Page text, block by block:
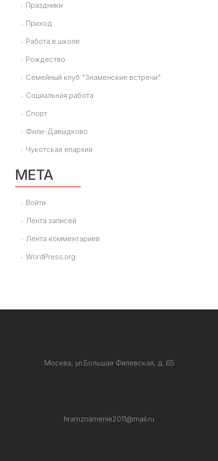
Праздники
Приход
Работа в школе
Рождество
Семейный клуб "Знаменские встречи"
Социальная работа
Спорт
Фили-Давыдково
Чукотская епархия
МЕТА
Войти
Лента записей
Лента комментариев
WordPress.org
Москва, ул.Большая Филевская, д. 65
hramznamenie2011@mail.ru